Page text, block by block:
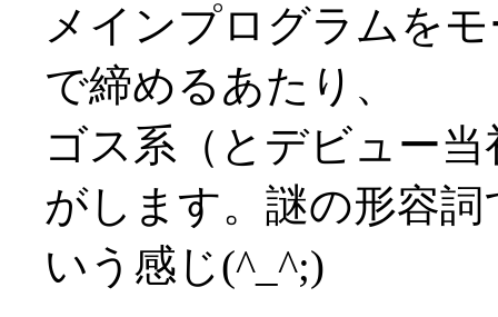
メインプログラムを
で締めるあたり、
ゴス系（とデビュー
がします。謎の形容
いう感じ(^_^;)